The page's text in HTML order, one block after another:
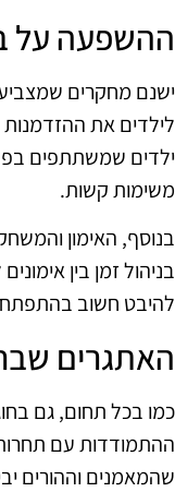
ההשפעה על
ישנם מחקרים
לילדים את
ילדים שמשתתפים
משימות קשות.
בנוסף, האימון
בניהול זמן בין
להיבט חשוב
האתגרים
כמו בכל תחום, גם
ההתמודדות עם
שהמאמנים וההורים